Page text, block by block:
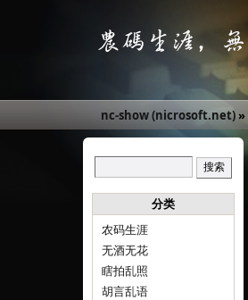
nc-show (nicrosoft.net)»
分类
农码生涯
无酒无花
瞎拍乱照
胡言乱语